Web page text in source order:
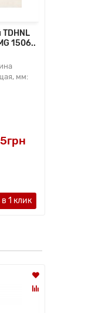
1506..
мм:
1 клик